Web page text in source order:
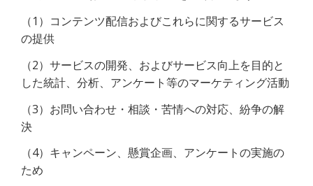
（1）コンテンツ配信およびこれらに関するサービス
の提供
（2）サービスの開発、およびサービス向上を目的と
した統計、分析、アンケート等のマーケティング活動
（3）お問い合わせ・相談・苦情への対応、紛争の解
決
（4）キャンペーン、懸賞企画、アンケートの実施の
ため